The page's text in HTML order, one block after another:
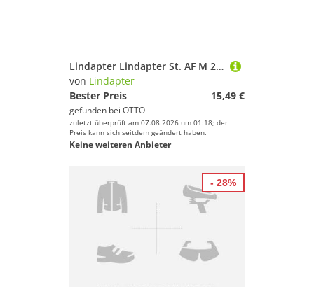
Lindapter Lindapter St. AF M 20 P1 Scheiben, feuerverzinkt S Adapter
von Lindapter
Bester Preis
15,49 €
gefunden bei OTTO
zuletzt überprüft am 07.08.2026 um 01:18; der
Preis kann sich seitdem geändert haben.
Keine weiteren Anbieter
- 28%